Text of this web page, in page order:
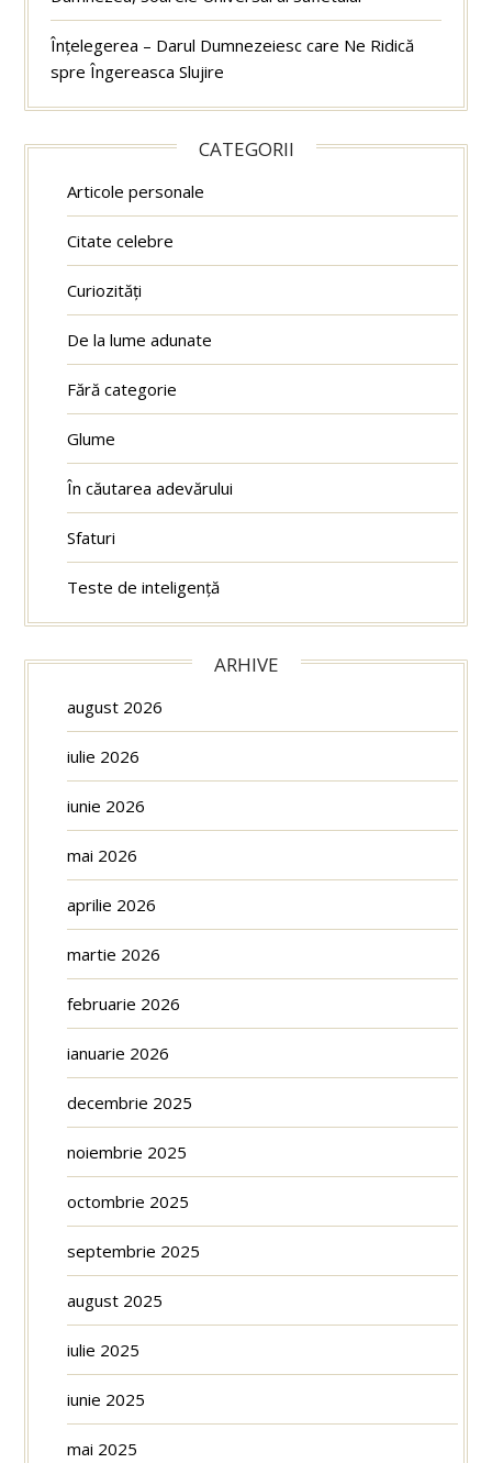
Înțelegerea – Darul Dumnezeiesc care Ne Ridică
spre Îngereasca Slujire
CATEGORII
Articole personale
Citate celebre
Curiozități
De la lume adunate
Fără categorie
Glume
În căutarea adevărului
Sfaturi
Teste de inteligență
ARHIVE
august 2026
iulie 2026
iunie 2026
mai 2026
aprilie 2026
martie 2026
februarie 2026
ianuarie 2026
decembrie 2025
noiembrie 2025
octombrie 2025
septembrie 2025
august 2025
iulie 2025
iunie 2025
mai 2025